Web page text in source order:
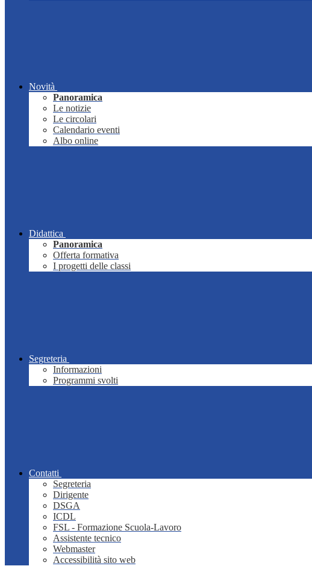
Novità
Panoramica
Le notizie
Le circolari
Calendario eventi
Albo online
Didattica
Panoramica
Offerta formativa
I progetti delle classi
Segreteria
Informazioni
Programmi svolti
Contatti
Segreteria
Dirigente
DSGA
ICDL
FSL - Formazione Scuola-Lavoro
Assistente tecnico
Webmaster
Accessibilità sito web